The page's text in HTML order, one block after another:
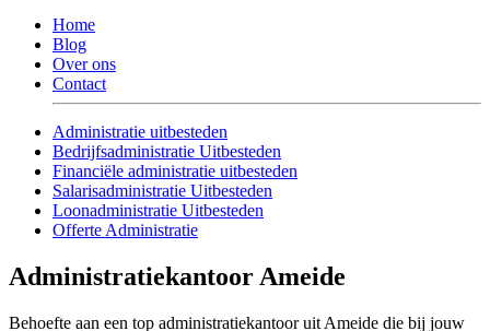
Home
Blog
Over ons
Contact
Administratie uitbesteden
Bedrijfsadministratie Uitbesteden
Financiële administratie uitbesteden
Salarisadministratie Uitbesteden
Loonadministratie Uitbesteden
Offerte Administratie
Administratiekantoor Ameide
Behoefte aan een top administratiekantoor uit Ameide die bij jouw